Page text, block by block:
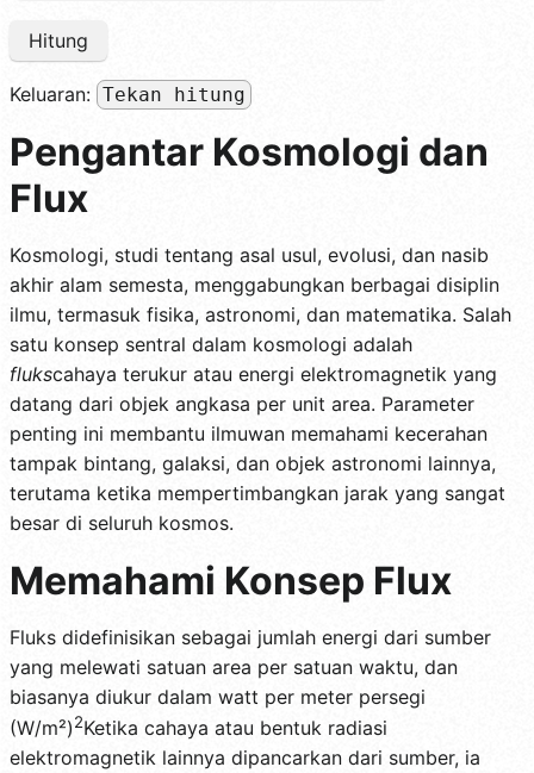
Hitung
Keluaran: Tekan hitung
Pengantar Kosmologi dan
Flux
Kosmologi, studi tentang asal usul, evolusi, dan nasib
akhir alam semesta, menggabungkan berbagai disiplin
ilmu, termasuk fisika, astronomi, dan matematika. Salah
satu konsep sentral dalam kosmologi adalah
flukscahaya terukur atau energi elektromagnetik yang
datang dari objek angkasa per unit area. Parameter
penting ini membantu ilmuwan memahami kecerahan
tampak bintang, galaksi, dan objek astronomi lainnya,
terutama ketika mempertimbangkan jarak yang sangat
besar di seluruh kosmos.
Memahami Konsep Flux
Fluks didefinisikan sebagai jumlah energi dari sumber
yang melewati satuan area per satuan waktu, dan
biasanya diukur dalam watt per meter persegi
(W/m²)2Ketika cahaya atau bentuk radiasi
elektromagnetik lainnya dipancarkan dari sumber, ia